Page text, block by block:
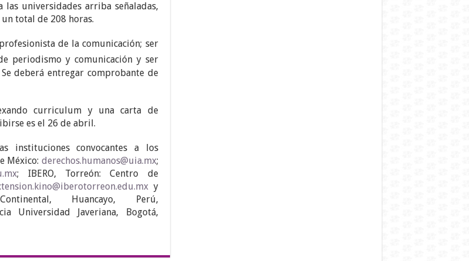
universidades arriba señaladas,
total de 208 horas.
de la comunicación; ser
periodismo y comunicación y ser
deberá entregar comprobante de
curriculum y una carta de
es el 26 de abril.
instituciones convocantes a los
México: derechos.humanos@uia.mx;
; IBERO, Torreón: Centro de
y
Huancayo, Perú,
Universidad Javeriana, Bogotá,